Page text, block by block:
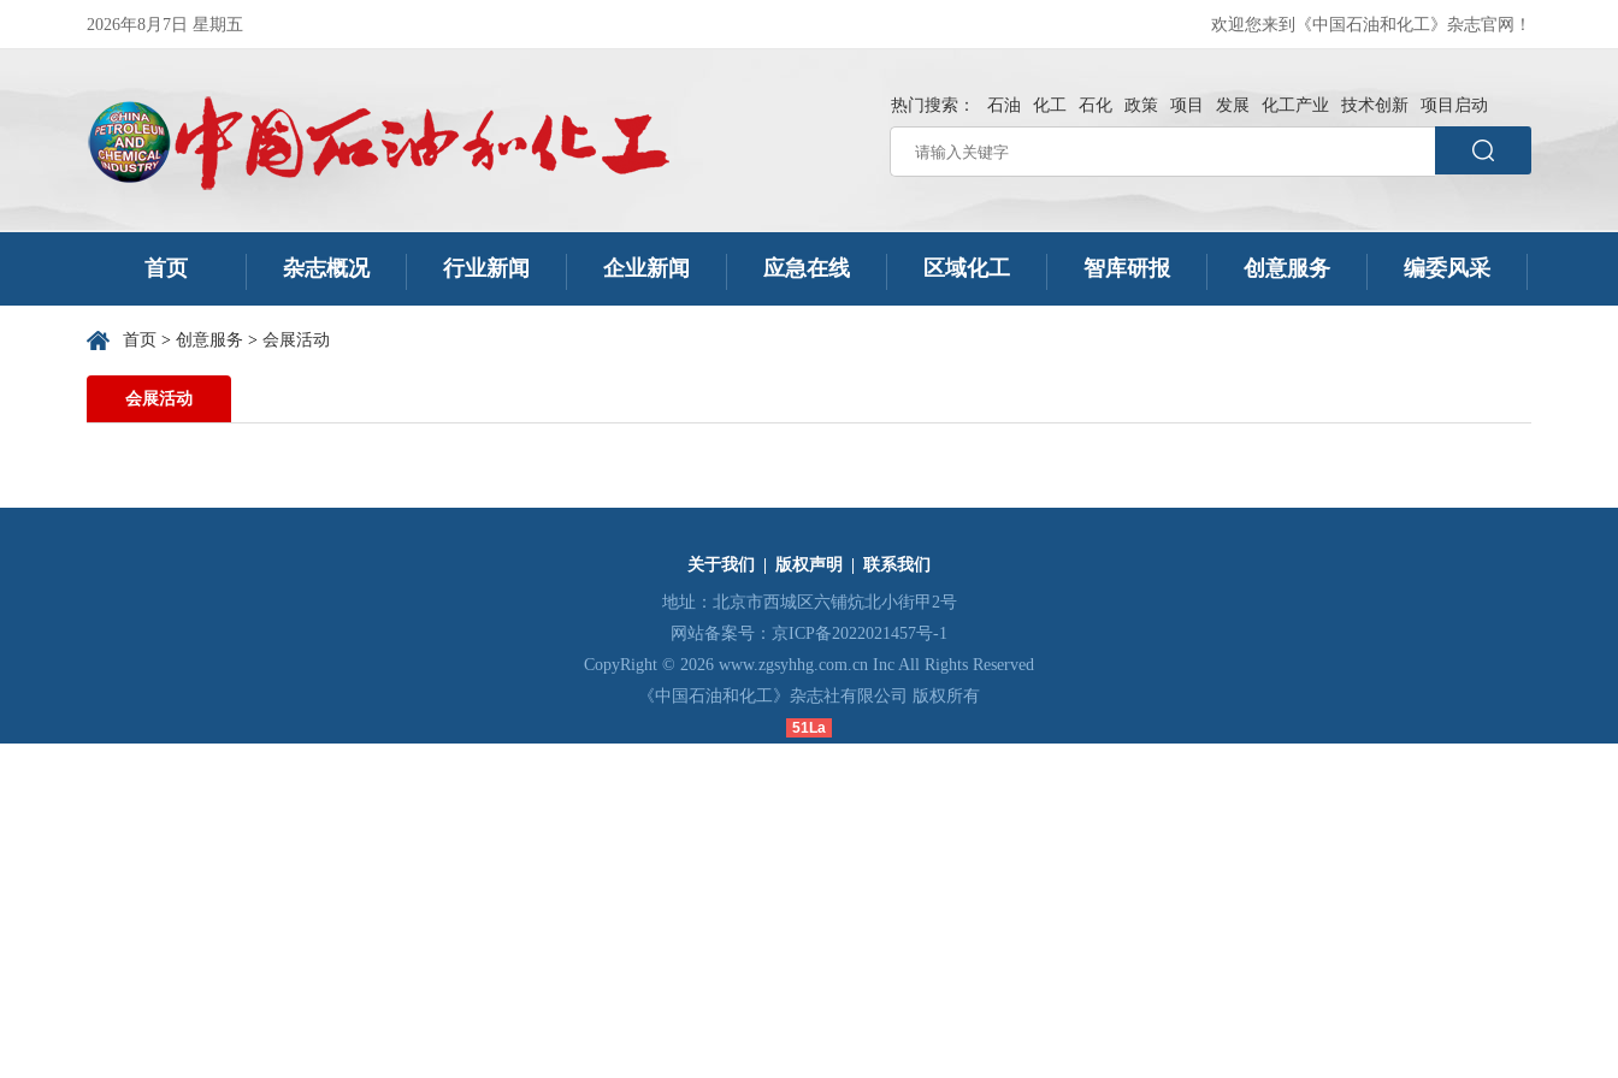
2026年8月7日 星期五 欢迎您来到《中国石油和化工》杂志官网！
热门搜索： 石油 化工 石化 政策 项目 发展 化工产业 技术创新 项目启动
首页 杂志概况 行业新闻 企业新闻 应急在线 区域化工 智库研报 创意服务 编委风采
首页 > 创意服务 > 会展活动
会展活动
关于我们 版权声明 联系我们
地址：北京市西城区六铺炕北小街甲2号
网站备案号： 京ICP备2022021457号-1
CopyRight © 2026 www.zgsyhhg.com.cn Inc All Rights Reserved
《中国石油和化工》杂志社有限公司 版权所有
51La